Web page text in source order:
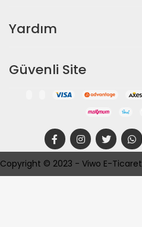
Yardım
Güvenli Site
Copyright © 2023 - Viwo E-Ticaret